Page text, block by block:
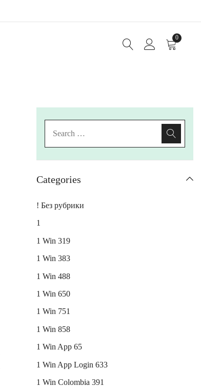
0
Categories
! Без рубрики
1
1 Win 319
1 Win 383
1 Win 488
1 Win 650
1 Win 751
1 Win 858
1 Win App 65
1 Win App Login 633
1 Win Colombia 391